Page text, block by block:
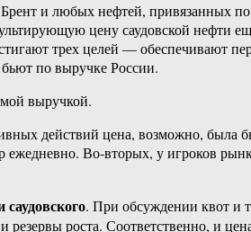
и любых нефтей, привязанных
цену саудовской нефти
трех целей — обеспечивают
по выручке России.
выручкой.
действий цена, возможно, была
Во-вторых, у игроков
. При обсуждении квот и
роста. Соответственно, и